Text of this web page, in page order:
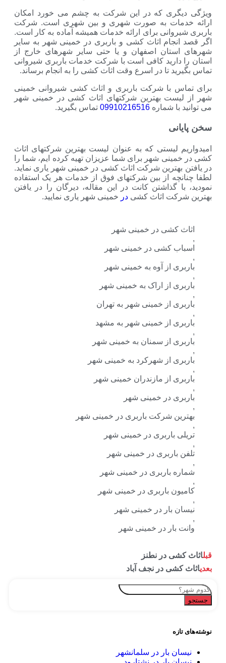
که در این شرکت به چشم می خورد امکان
به صورت شهری و بین شهری است. شرکت
برای ارائه خدمات همیشه آماده به کار است.
اثاث کشی و باربری در خمینی شهر به سایر
اصفهان و یا حتی سایر شهرهای خارج از
کافی است با شرکت خدمات باربری شیروانی
تا در اسرع وقت اثاث کشی را به انجام برساند.
شرکت باربری و اثاث کشی شیروانی خمینی
بهترین شرکتهای اثاث کشی در خمینی شهر
شماره 09910216516تماس بگیرید.
که به عنوان لیست بهترین شرکتهای اثاث
شهر برای شما عزیزان تهیه کرده ایم، شما را
شرکت اثاث کشی در خمینی شهر یاری نماید.
از بین شرکتهای فوق از خدمات هر یک استفاده
کانت در این مقاله، دیرگان را در یافتن
اثاث کشیدرخمینی شهر یاری نمایید.
در خمینی شهر
کشی در خمینی شهر
از آوه به خمینی شهر
از اراک به خمینی شهر
از خمینی شهر به تهران
از خمینی شهر به مشهد
از سمنان به خمینی شهر
از شهرکرد به خمینی شهر
از مازندران خمینی شهر
در خمینی شهر
شرکت باربری در خمینی شهر
در خمینی شهر
در خمینی شهر
در خمینی شهر
باربری در خمینی شهر
در خمینی شهر
در خمینی شهر
در نطنز
در نجف آباد
در سلمانشهر